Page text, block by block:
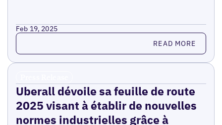
Feb 19, 2025
Read more READ MORE
Uberall dévoile sa feuille de route
2025 visant à établir de nouvelles
normes industrielles grâce à